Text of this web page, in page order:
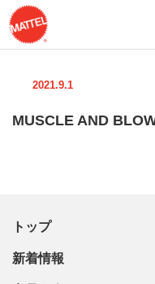
2021.9.1
MUSCLE AND
トップ
新着情報